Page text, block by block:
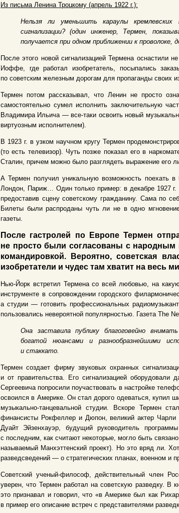
Из письма Ленина Троцкому (апрель 1922 г.):
Нельзя ли уменьшить караулы кремлевских
сигнализации? (один инженер, Термен,
получается при одном приближении к проволоке,
После этого новой сигнализацией Термена оснастили
Иоффе, где работал изобретатель, посыпались
по советским железным дорогам для пропаганды своих
Термен потом рассказывал, что Ленин не просто
самостоятельно сумел исполнить заключительную
Владимира Ильича — все-таки освоить новый
виртуозным исполнителем).
В 1923 г. в узком научном кругу Термен
(то есть телевизор). Чуть позже показал его в
Сталин, причем можно было разглядеть выражение его
А Термен получил уникальную возможность поехать
Лондон, Париж… Один только пример: в декабре 1927 г.
предоставив сцену советскому гражданину. Сама по
Билеты были распроданы чуть ли не в одно
газеты.
После гастролей по Европе Термен
не просто были согласованы с народным
командировкой. Вероятно, советская
изобретатели и чудес там хватит на весь
Нью-Йорк встретил Термена со всей любовью, на
инструменте в сопровождении городского
а студии — готовить профессиональных
пользовались невероятной популярностью. Газета The
Она заставила публику благоговейно
богатой нюансами и разнообразнейшими
и стаккато.
Термен создает фирму звуковых охранных
и от правительства. Его сигнализацией
Сергеевича попросили поучаствовать в настройке
освоился в Америке. Он стал дорого одеваться, купил
музыкально-танцевальной студии. Вскоре Термен
финансисты Рокфеллер и Дюпон, великий актер
Дуайт Эйзенхауэр, будущий руководитель
с последним, как считают некоторые, могло быть
называемый Манхэттенский проект). Но это вряд ли.
разведсведений — о стратегических планах, военном
Советский ученый-философ, действительный член
уверен, что Термен работал на советскую разведку. В
это признавал и говорил, что «в Америке был как
в пример его описание встреч с представителями